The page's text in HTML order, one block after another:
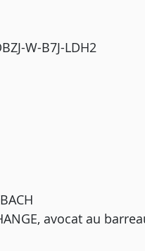
W-B7J-LDH2
avocat au